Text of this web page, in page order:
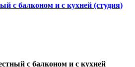
с балконом и с кухней (студия)
с балконом и с кухней